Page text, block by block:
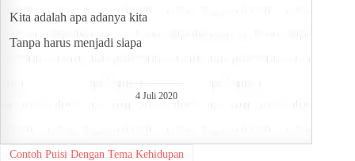
Kita adalah apa adanya kita
Tanpa harus menjadi siapa
4 Juli 2020
Contoh Puisi Dengan Tema Kehidupan